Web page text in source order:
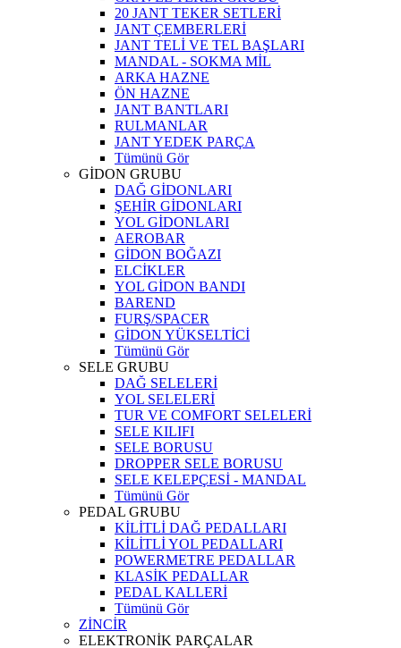
20 JANT TEKER SETLERİ
JANT ÇEMBERLERİ
JANT TELİ VE TEL BAŞLARI
MANDAL - SOKMA MİL
ARKA HAZNE
ÖN HAZNE
JANT BANTLARI
RULMANLAR
JANT YEDEK PARÇA
Tümünü Gör
GİDON GRUBU
DAĞ GİDONLARI
ŞEHİR GİDONLARI
YOL GİDONLARI
AEROBAR
GİDON BOĞAZI
ELCİKLER
YOL GİDON BANDI
BAREND
FURŞ/SPACER
GİDON YÜKSELTİCİ
Tümünü Gör
SELE GRUBU
DAĞ SELELERİ
YOL SELELERİ
TUR VE COMFORT SELELERİ
SELE KILIFI
SELE BORUSU
DROPPER SELE BORUSU
SELE KELEPÇESİ - MANDAL
Tümünü Gör
PEDAL GRUBU
KİLİTLİ DAĞ PEDALLARI
KİLİTLİ YOL PEDALLARI
POWERMETRE PEDALLAR
KLASİK PEDALLAR
PEDAL KALLERİ
Tümünü Gör
ZİNCİR
ELEKTRONİK PARÇALAR